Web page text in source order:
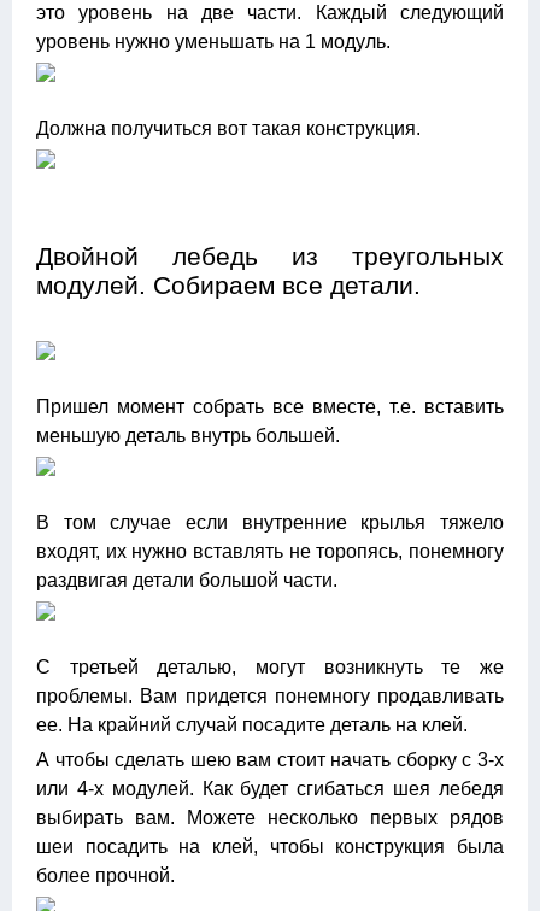
это уровень на две части. Каждый следующий
уровень нужно уменьшать на 1 модуль.
Должна получиться вот такая конструкция.
Двойной лебедь из треугольных
модулей. Собираем все детали.
Пришел момент собрать все вместе, т.е. вставить
меньшую деталь внутрь большей.
В том случае если внутренние крылья тяжело
входят, их нужно вставлять не торопясь, понемногу
раздвигая детали большой части.
С третьей деталью, могут возникнуть те же
проблемы. Вам придется понемногу продавливать
ее. На крайний случай посадите деталь на клей.
А чтобы сделать шею вам стоит начать сборку с 3-х
или 4-х модулей. Как будет сгибаться шея лебедя
выбирать вам. Можете несколько первых рядов
шеи посадить на клей, чтобы конструкция была
более прочной.